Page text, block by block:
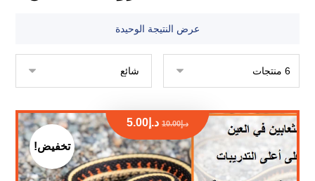
عرض النتيجة الوحيدة
د.إ10.00 د.إ 5.00
تخفيض!